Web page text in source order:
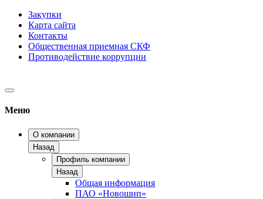
Закупки
Карта сайта
Контакты
Общественная приемная СКФ
Противодействие коррупции
Меню
О компании
Назад
Профиль компании
Назад
Общая информация
ПАО «Новошип»